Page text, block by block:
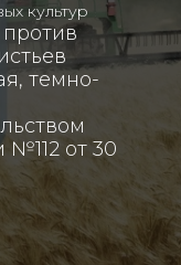
культур
темно-
№112 от 30